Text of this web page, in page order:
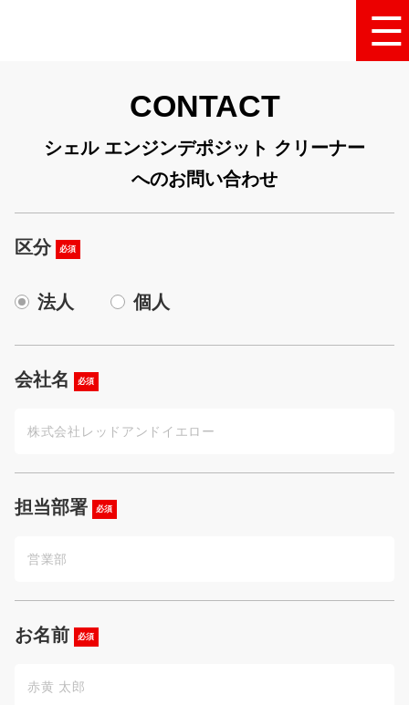
CONTACT
シェル エンジンデポジット クリーナー
へのお問い合わせ
区分 必須
法人 個人
会社名 必須
担当部署 必須
お名前 必須